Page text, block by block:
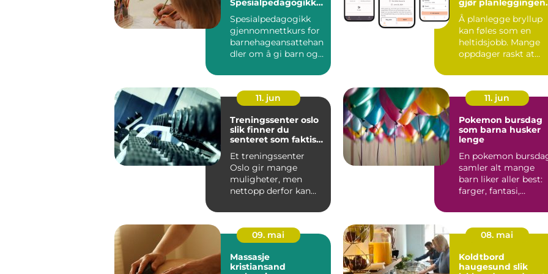
Spesialpedagogikk
gjennomnettkurs for
barnehageansattehan
dler om å gi barn og
enklere
Å planlegge bryllup
kan føles som en
heltidsjobb. Mange
oppdager raskt at
bare ha...
11. jun
Treningssenter oslo
slik finner du
senteret som faktisk
Et treningssenter
Oslo gir mange
muligheter, men
nettopp derfor kan
vanskelig å vite h...
11. jun
Pokemon bursdag
som barna husker
lenge
En pokemon
samler alt mange
barn liker aller best:
farger, fantasi,
ve...
09. mai
Massasje
kristiansand
08. mai
Koldtbord
haugesund slik